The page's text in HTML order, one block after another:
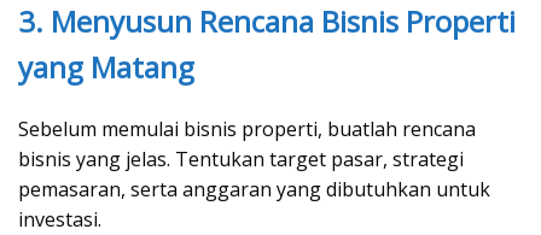
3. Menyusun Rencana Bisnis Properti
yang Matang
Sebelum memulai bisnis properti, buatlah rencana
bisnis yang jelas. Tentukan target pasar, strategi
pemasaran, serta anggaran yang dibutuhkan untuk
investasi.